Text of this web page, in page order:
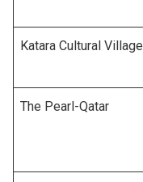
Katara Cultural Village
The Pearl-Qatar